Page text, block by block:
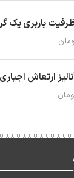
باربری یک
ارتعاش